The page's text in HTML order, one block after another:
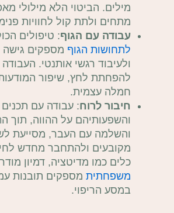
מילים. הביטוי הלא מילולי
מתחים ולתת קול לחוויות
עבודה עם הגוף: טיפולים
לתחושות הגוף מספקים גישה
ולעיבוד רגשי אותנטי.
להפחתת לחץ, שיפור
חמלה עצמית.
חיבור לרוח: עבודה עם תכנים
והשפעותיהם על ההווה, תוך
והשלמה עם העבר, מסייעת
מקובעים ולהתחבר מחדש
כלים כמו מדיטציה, דמיון
משפחתית מספקים תובנות
במסע הריפוי.